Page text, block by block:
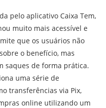
pelo aplicativo Caixa Tem,
muito mais acessível e
que os usuários não
o benefício, mas
saques de forma prática.
uma série de
transferências via Pix,
online utilizando um